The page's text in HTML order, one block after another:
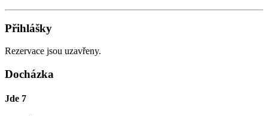
Přihlášky
Rezervace jsou uzavřeny.
Docházka
Jde 7